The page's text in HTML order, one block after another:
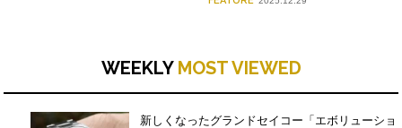
WEEKLY MOST VIEWED
新しくなったグランドセイコー「エボリューショ